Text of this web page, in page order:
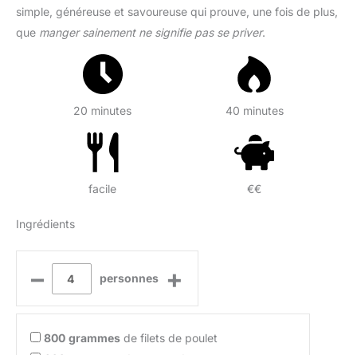
simple, généreuse et savoureuse qui prouve, une fois de plus,
que manger sainement ne signifie pas se priver.
20 minutes 40 minutes
facile €€
Ingrédients
– personnes +
800 grammes de filets de poulet